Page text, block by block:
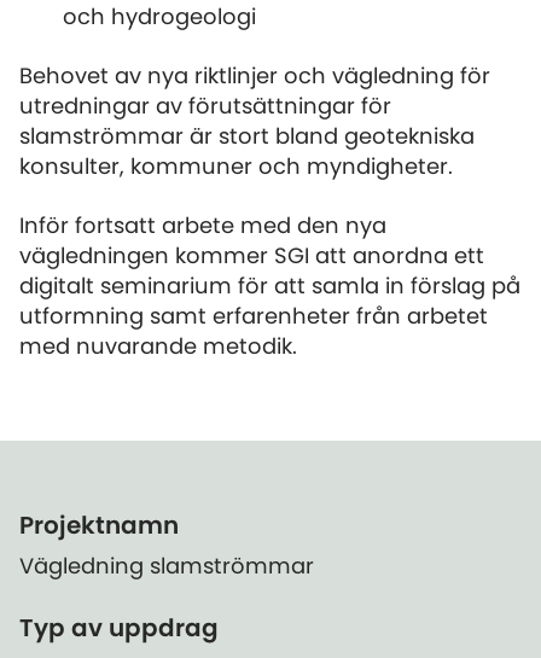
och hydrogeologi
Behovet av nya riktlinjer och vägledning för
utredningar av förutsättningar för
slamströmmar är stort bland geotekniska
konsulter, kommuner och myndigheter.
Inför fortsatt arbete med den nya
vägledningen kommer SGI att anordna ett
digitalt seminarium för att samla in förslag på
utformning samt erfarenheter från arbetet
med nuvarande metodik.
Projektnamn
Vägledning slamströmmar
Typ av uppdrag